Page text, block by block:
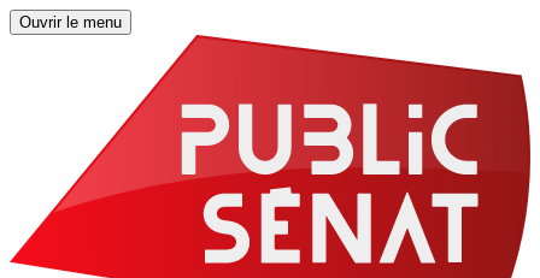
Ouvrir le menu